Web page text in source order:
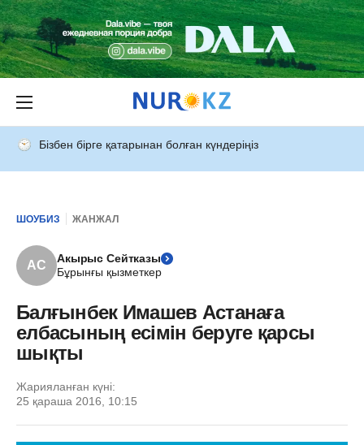
Бізбен бірге қатарынан болған күндеріңіз
ШОУБИЗ ЖАНЖАЛ
АС
Акырыс Сейтказы
Бұрынғы қызметкер
Балғынбек Имашев Астанаға
елбасының есімін беруге қарсы
шықты
Жарияланған күні:
25 қараша 2016, 10:15